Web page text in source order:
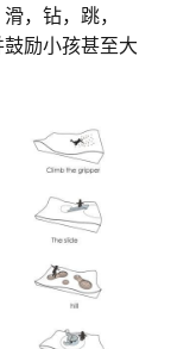
，钻，跳，
励小孩甚至大